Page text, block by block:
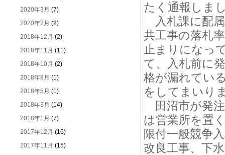
2020年3月 (7)
2020年2月 (2)
2018年12月 (2)
2018年11月 (11)
2018年10月 (2)
2018年8月 (1)
2018年5月 (1)
2018年3月 (14)
2018年1月 (7)
2017年12月 (16)
2017年11月 (15)
たく通報しま
入札課に配
共工事の落札
止まりになっ
て、入札前に
格が漏れてい
をしてまいり
田沼市が発
は営業所を置
限付一般競争
改良工事、下